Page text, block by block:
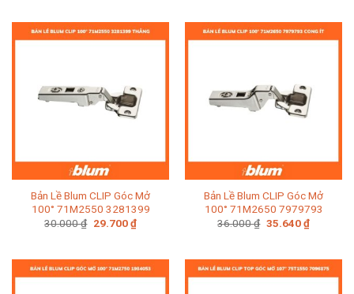
Bản Lề Blum CLIP Góc Mở
100° 71M2550 3281399
30.000₫ Giá
29.700₫Giá
hiện
29.700 ₫.
Bản Lề Blum CLIP Góc Mở
100° 71M2650 7979793
36.000₫ Giá
35.640₫Giá
hiện
35.640 ₫.